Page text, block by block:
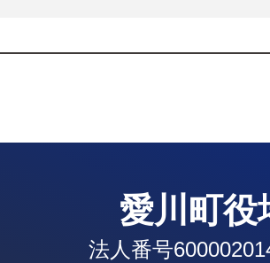
愛川町役
法人番号